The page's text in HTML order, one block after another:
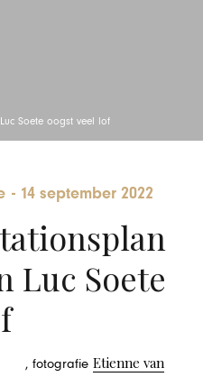
Soete oogst veel lof
- 14 september 2022
Luc Soete
, fotografieEtienne van